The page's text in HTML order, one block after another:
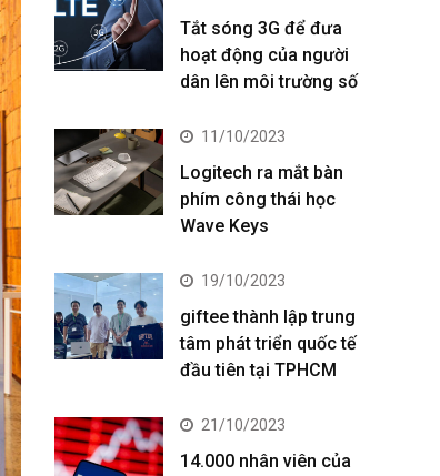
Tắt sóng 3G để đưa
hoạt động của người
dân lên môi trường số
11/10/2023
Logitech ra mắt bàn
phím công thái học
Wave Keys
19/10/2023
giftee thành lập trung
tâm phát triển quốc tế
đầu tiên tại TPHCM
21/10/2023
14.000 nhân viên của